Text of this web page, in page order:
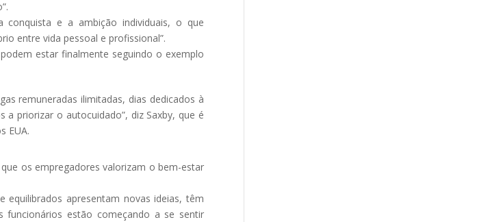
e a ambição individuais, o que
entre vida pessoal e profissional”.
estar finalmente seguindo o exemplo
remuneradas ilimitadas, dias dedicados à
priorizar o autocuidado”, diz Saxby, que é
EUA.
os empregadores valorizam o bem-estar
equilibrados apresentam novas ideias, têm
funcionários estão começando a se sentir